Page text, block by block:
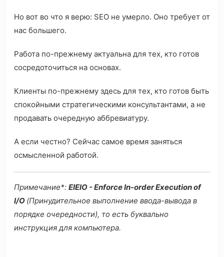
Но вот во что я верю: SEO не умерло. Оно требует от
нас большего.
Работа по-прежнему актуальна для тех, кто готов
сосредоточиться на основах.
Клиенты по-прежнему здесь для тех, кто готов быть
спокойными стратегическими консультантами, а не
продавать очередную аббревиатуру.
А если честно? Сейчас самое время заняться
осмысленной работой.
Примечание*: EIEIO - Enforce In-order Execution of
I/O (Принудительное выполнение ввода-вывода в
порядке очередности), то есть буквально
инструкция для компьютера.